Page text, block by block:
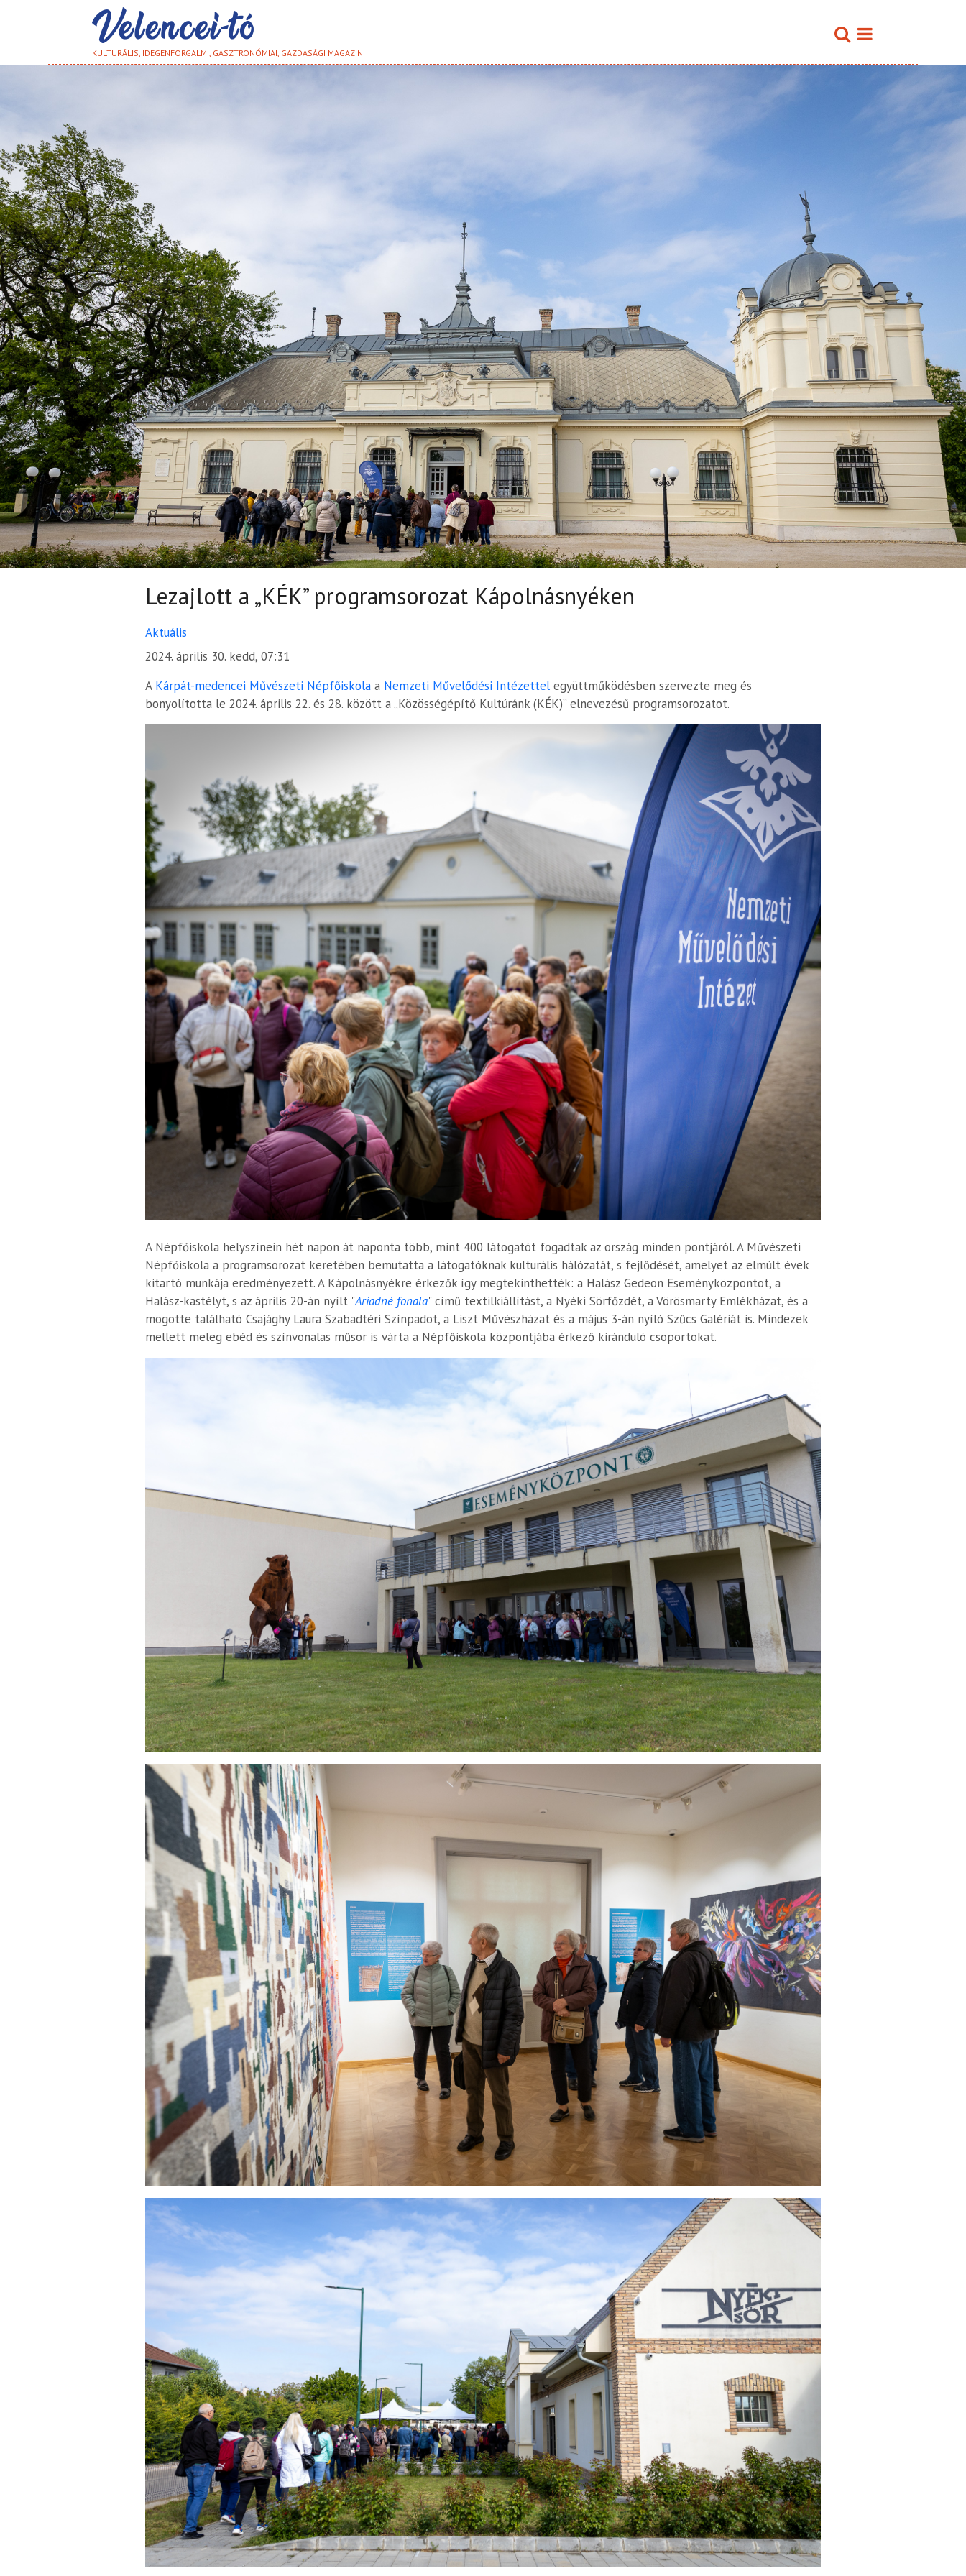
KULTURÁLIS, IDEGENFORGALMI, GASZTRONÓMIAI, GAZDASÁGI MAGAZIN
Lezajlott a „KÉK” programsorozat Kápolnásnyéken
Aktuális
2024. április 30. kedd, 07:31
A Kárpát-medencei Művészeti Népfőiskola aNemzeti Művelődési Intézettelegyüttműködésben szervezte meg és
bonyolította le 2024. április 22. és 28. között a „Közösségépítő Kultúránk (KÉK)” elnevezésű programsorozatot.
A Népfőiskola helyszínein hét napon át naponta több, mint 400 látogatót fogadtak az ország minden pontjáról. A Művészeti
Népfőiskola a programsorozat keretében bemutatta a látogatóknak kulturális hálózatát, s fejlődését, amelyet az elmúlt évek
kitartó munkája eredményezett. A Kápolnásnyékre érkezők így megtekinthették: a Halász Gedeon Eseményközpontot, a
Halász-kastélyt, s az április 20-án nyílt "Ariadné fonala" című textilkiállítást, a Nyéki Sörfőzdét, a Vörösmarty Emlékházat, és a
mögötte található Csajághy Laura Szabadtéri Színpadot, a Liszt Művészházat és a május 3-án nyíló Szűcs Galériát is. Mindezek
mellett meleg ebéd és színvonalas műsor is várta a Népfőiskola központjába érkező kiránduló csoportokat.